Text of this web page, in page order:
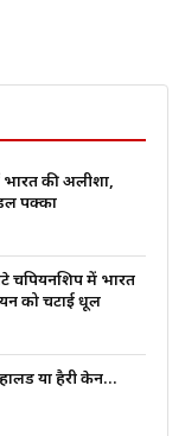
की अलीशा,
पक्का
चैंपियनशिप में भारत
को चटाई धूल
या हैरी केन…